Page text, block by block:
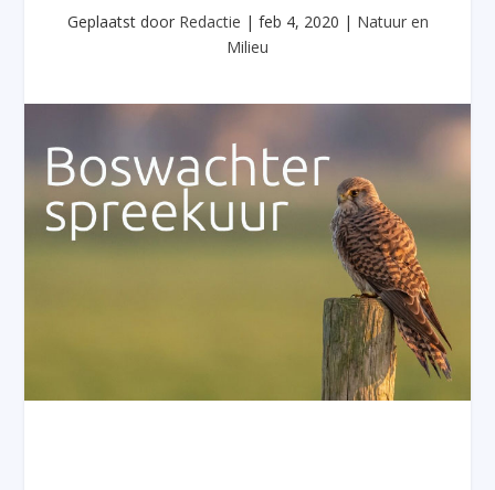
Geplaatst door Redactie | feb 4, 2020 | Natuur en
Milieu